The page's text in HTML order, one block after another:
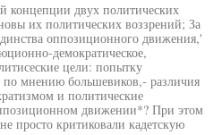
концепции двух политических
их политических воззрений; За
оппозиционного движения,'
демократическое,
цели: попытку
мнению большевиков,- различия
и политические
движении*? При этом
просто критиковали кадетскую